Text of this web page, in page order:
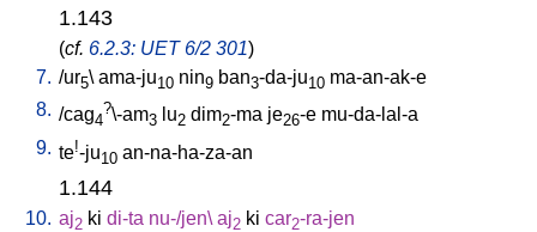
1.143
(cf. 6.2.3: UET 6/2 301)
7. /ur5\ ama-ju10 nin9 ban3-da-ju10 ma-an-ak-e
8. /cag4
?\-am3 lu2 dim2-ma je26-e mu-da-lal-a
9. te!-ju10 an-na-ha-za-an
1.144
10. aj2 ki di-ta nu-/jen\ aj2 ki car2-ra-jen